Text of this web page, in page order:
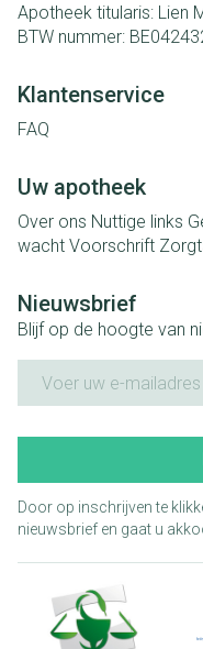
Apotheek titularis: Lien
BTW nummer:
Klantenservice
FAQ
Uw apotheek
Over ons Nuttige links
wacht Voorschrift
Nieuwsbrief
Blijf op de hoogte van
Door op inschrijven te
nieuwsbrief en gaat u